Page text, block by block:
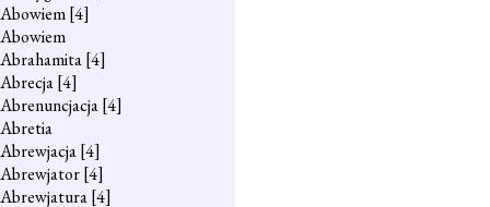
Abowiem[4]
Abowiem
Abrahamita[4]
Abrecja[4]
Abrenuncjacja[4]
Abretia
Abrewjacja[4]
Abrewjator[4]
Abrewjatura[4]